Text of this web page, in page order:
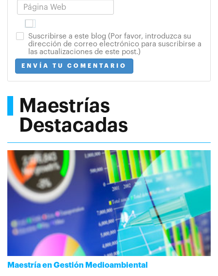
Suscribirse a este blog (Por favor, introduzca su
dirección de correo electrónico para suscribirse a
las actualizaciones de este post.)
ENVÍA TU COMENTARIO
Maestrías
Destacadas
Maestría en Gestión Medioambiental